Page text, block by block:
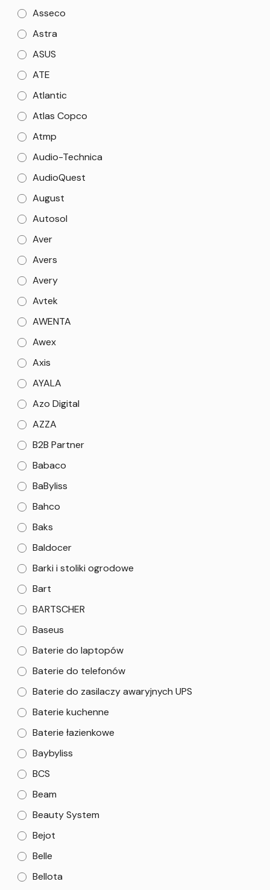
Asseco
Astra
ASUS
ATE
Atlantic
Atlas Copco
Atmp
Audio-Technica
AudioQuest
August
Autosol
Aver
Avers
Avery
Avtek
AWENTA
Awex
Axis
AYALA
Azo Digital
AZZA
B2B Partner
Babaco
BaByliss
Bahco
Baks
Baldocer
Barki i stoliki ogrodowe
Bart
BARTSCHER
Baseus
Baterie do laptopów
Baterie do telefonów
Baterie do zasilaczy awaryjnych UPS
Baterie kuchenne
Baterie łazienkowe
Baybyliss
BCS
Beam
Beauty System
Bejot
Belle
Bellota